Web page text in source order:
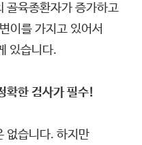
골육종환자가 증가하고
이를 가지고 있어서
있습니다.
확한 검사가 필수!
없습니다. 하지만